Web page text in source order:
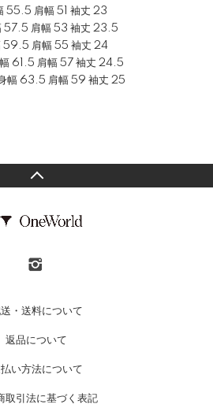
55.5 肩幅 51 袖丈 23
57.5 肩幅 53 袖丈 23.5
59.5 肩幅 55 袖丈 24
61.5 肩幅 57 袖丈 24.5
幅 63.5 肩幅 59 袖丈 25
・送料について
返品について
い方法について
取引法に基づく表記